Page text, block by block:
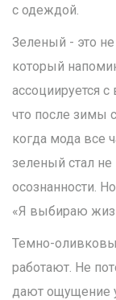
с одеждой.
Зеленый - это
который
ассоциируется
что после зимы
когда мода все
зеленый стал
осознанности.
«Я выбираю
Темно-
работают. Не
дают ощущение